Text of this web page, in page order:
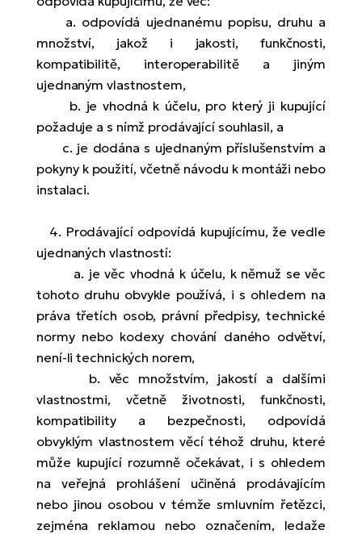
a. odpovídá ujednanému popisu, druhu a
množství, jakož i jakosti, funkčnosti,
kompatibilitě, interoperabilitě a jiným
ujednaným vlastnostem,
b. je vhodná k účelu, pro který ji kupující
požaduje a s nímž prodávající souhlasil, a
c. je dodána s ujednaným příslušenstvím a
pokyny k použití, včetně návodu k montáži nebo
instalaci.
4. Prodávající odpovídá kupujícímu, že vedle
ujednaných vlastností:
a. je věc vhodná k účelu, k němuž se věc
tohoto druhu obvykle používá, i s ohledem na
práva třetích osob, právní předpisy, technické
normy nebo kodexy chování daného odvětví,
není-li technických norem,
b. věc množstvím, jakostí a dalšími
vlastnostmi, včetně životnosti, funkčnosti,
kompatibility a bezpečnosti, odpovídá
obvyklým vlastnostem věcí téhož druhu, které
může kupující rozumně očekávat, i s ohledem
na veřejná prohlášení učiněná prodávajícím
nebo jinou osobou v témže smluvním řetězci,
zejména reklamou nebo označením, ledaže